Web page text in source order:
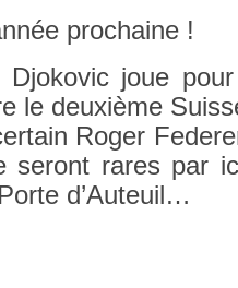
pro­chaine !
joue
le deuxième
Roger
seront rares par
d’Auteuil…